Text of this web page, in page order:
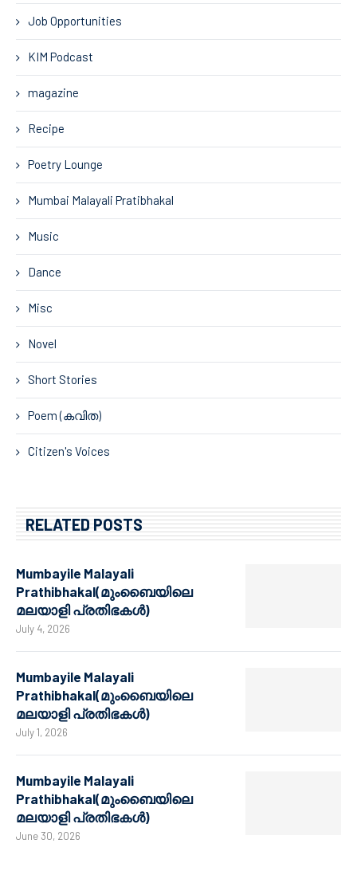
Job Opportunities
KIM Podcast
magazine
Recipe
Poetry Lounge
Mumbai Malayali Pratibhakal
Music
Dance
Misc
Novel
Short Stories
Poem (കവിത)
Citizen's Voices
RELATED POSTS
Mumbayile Malayali
Prathibhakal(മുംബൈയിലെ
മലയാളി പ്രതിഭകൾ)
July 4, 2026
Mumbayile Malayali
Prathibhakal(മുംബൈയിലെ
മലയാളി പ്രതിഭകൾ)
July 1, 2026
Mumbayile Malayali
Prathibhakal(മുംബൈയിലെ
മലയാളി പ്രതിഭകൾ)
June 30, 2026